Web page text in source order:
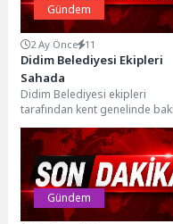
Gündem
2 Ay Önce 11
Didim Belediyesi Ekipleri
Sahada
Didim Belediyesi ekipleri
tarafından kent genelinde
temizlik ve düzenleme
aralıksız şekilde
sürdürülüyor.Gerçekleştirilen
çalışmalar...
Gündem